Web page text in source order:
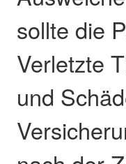
sollte die
Verletzte
und